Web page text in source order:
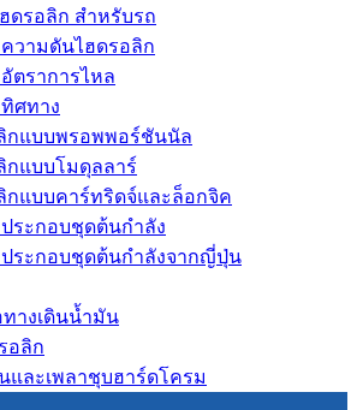
ดรอลิก สำหรับรถ
วามดันไฮดรอลิก
ตราการไหล
ศทาง
กแบบพรอพพอร์ชันนัล
กแบบโมดุลลาร์
กแบบคาร์ทริดจ์และล็อกจิค
ระกอบชุดต้นกำลัง
ระกอบชุดต้นกำลังจากญี่ปุ่น
างเดินน้ำมัน
อลิก
และเพลาชุบฮาร์ดโครม